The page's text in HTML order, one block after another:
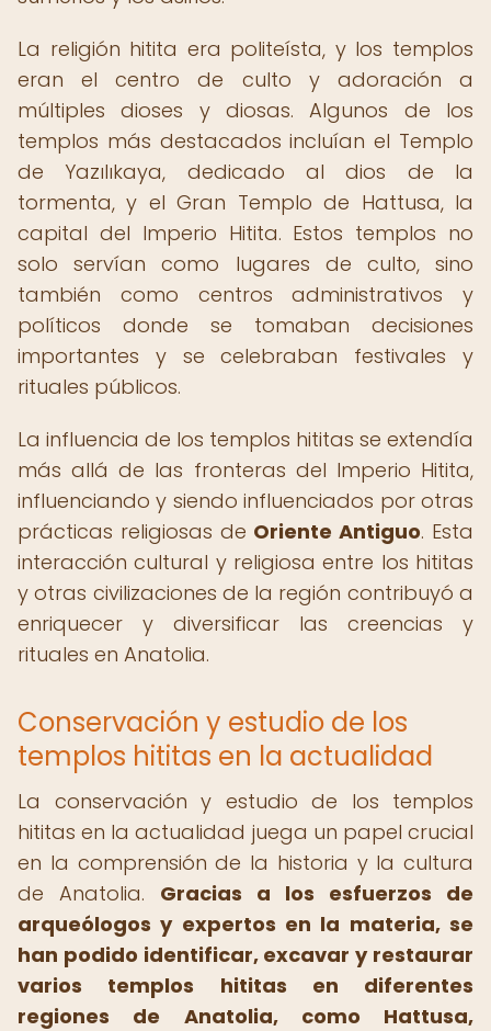
La religión hitita era politeísta, y los templos
eran el centro de culto y adoración a
múltiples dioses y diosas. Algunos de los
templos más destacados incluían el Templo
de Yazılıkaya, dedicado al dios de la
tormenta, y el Gran Templo de Hattusa, la
capital del Imperio Hitita. Estos templos no
solo servían como lugares de culto, sino
también como centros administrativos y
políticos donde se tomaban decisiones
importantes y se celebraban festivales y
rituales públicos.
La influencia de los templos hititas se extendía
más allá de las fronteras del Imperio Hitita,
influenciando y siendo influenciados por otras
prácticas religiosas de Oriente Antiguo. Esta
interacción cultural y religiosa entre los hititas
y otras civilizaciones de la región contribuyó a
enriquecer y diversificar las creencias y
rituales en Anatolia.
Conservación y estudio de los
templos hititas en la actualidad
La conservación y estudio de los templos
hititas en la actualidad juega un papel crucial
en la comprensión de la historia y la cultura
de Anatolia. Gracias a los esfuerzos de
arqueólogos y expertos en la materia, se
han podido identificar, excavar y restaurar
varios templos hititas en diferentes
regiones de Anatolia, como Hattusa,